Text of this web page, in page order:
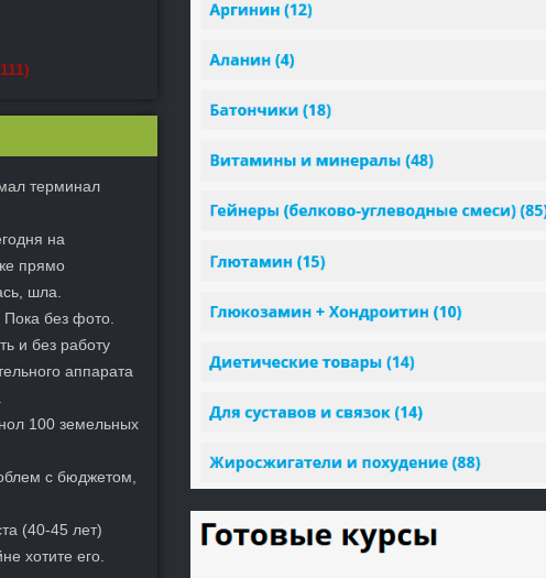
терминал
на
прямо
шла.
Пока без фото.
и без работу
аппарата
100 земельных
с бюджетом,
(40-45 лет)
хотите его.